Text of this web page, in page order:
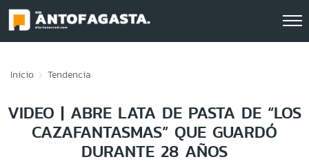
Inicio Tendencia
VIDEO | ABRE LATA DE PASTA DE “LOS
CAZAFANTASMAS” QUE GUARDÓ
DURANTE 28 AÑOS